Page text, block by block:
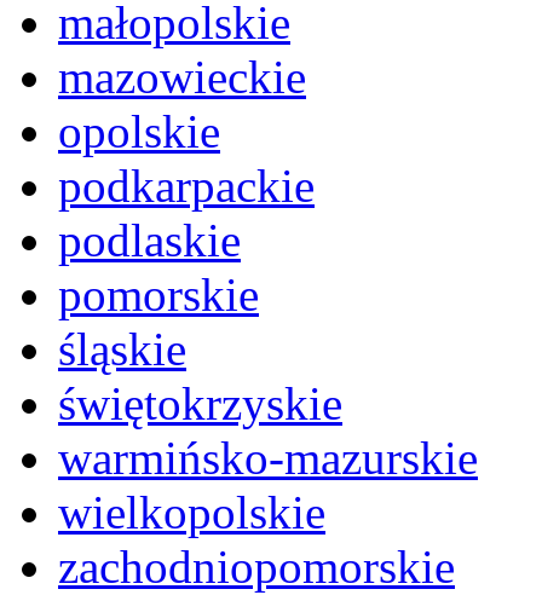
małopolskie
mazowieckie
opolskie
podkarpackie
podlaskie
pomorskie
śląskie
świętokrzyskie
warmińsko-mazurskie
wielkopolskie
zachodniopomorskie